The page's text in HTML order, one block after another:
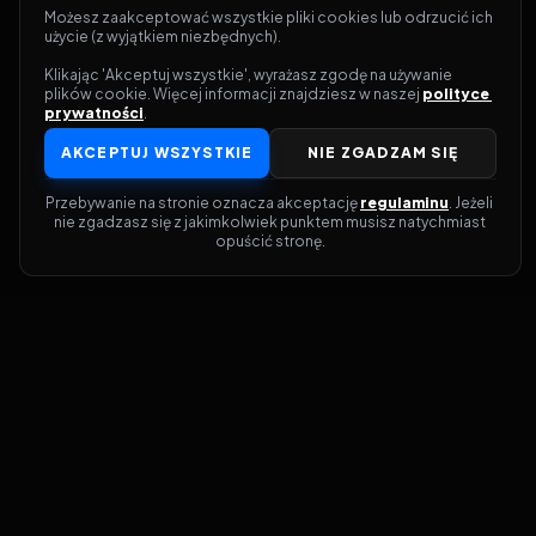
Możesz zaakceptować wszystkie pliki cookies lub odrzucić ich
użycie (z wyjątkiem niezbędnych).
Klikając 'Akceptuj wszystkie', wyrażasz zgodę na używanie
plików cookie. Więcej informacji znajdziesz w naszej polityce
prywatności.
AKCEPTUJ WSZYSTKIE NIE ZGADZAM SIĘ
Przebywanie na stronie oznacza akceptację regulaminu. Jeżeli
nie zgadzasz się z jakimkolwiek punktem musisz natychmiast
opuścić stronę.